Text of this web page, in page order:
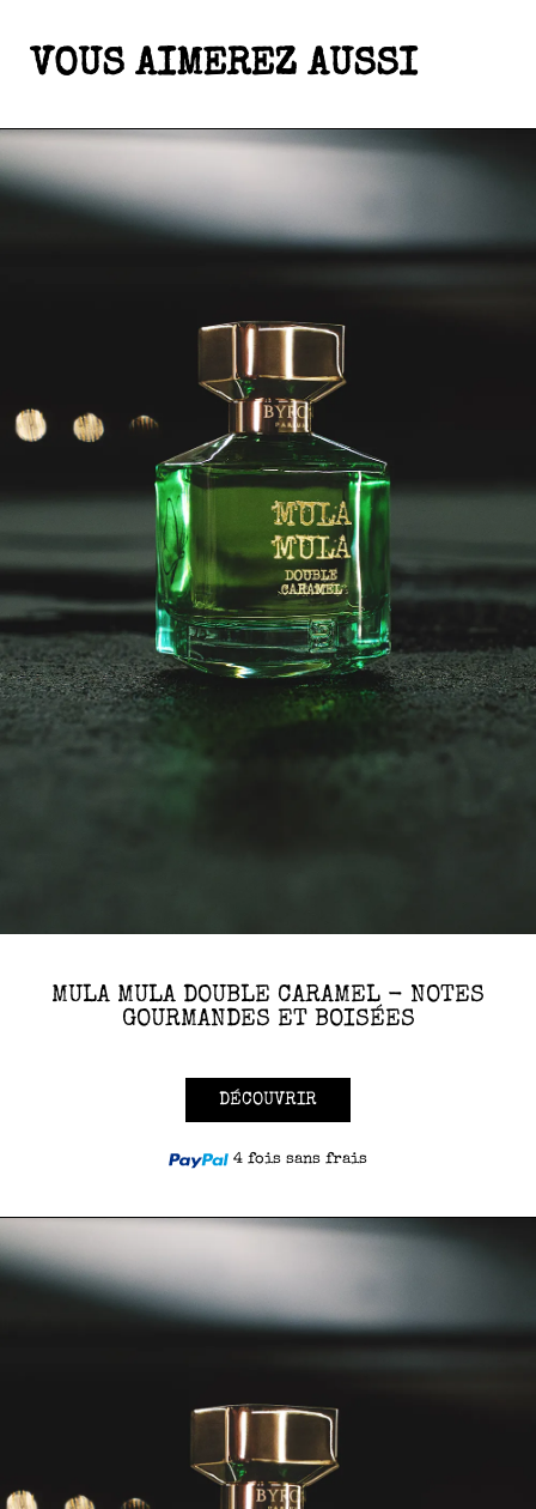
VOUS AIMEREZ AUSSI
MULA MULA DOUBLE CARAMEL - NOTES
GOURMANDES ET BOISÉES
DÉCOUVRIR
4 fois sans frais